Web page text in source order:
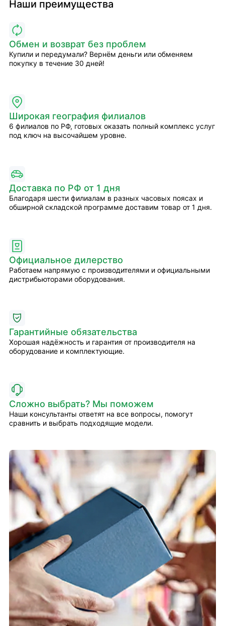
Наши преимущества
Обмен и возврат без проблем
Купили и передумали? Вернём деньги или обменяем
покупку в течение 30 дней!
Широкая география филиалов
6 филиалов по РФ, готовых оказать полный комплекс услуг
под ключ на высочайшем уровне.
Доставка по РФ от 1 дня
Благодаря шести филиалам в разных часовых поясах и
обширной складской программе доставим товар от 1 дня.
Официальное дилерство
Работаем напрямую с производителями и официальными
дистрибьюторами оборудования.
Гарантийные обязательства
Хорошая надёжность и гарантия от производителя на
оборудование и комплектующие.
Сложно выбрать? Мы поможем
Наши консультанты ответят на все вопросы, помогут
сравнить и выбрать подходящие модели.